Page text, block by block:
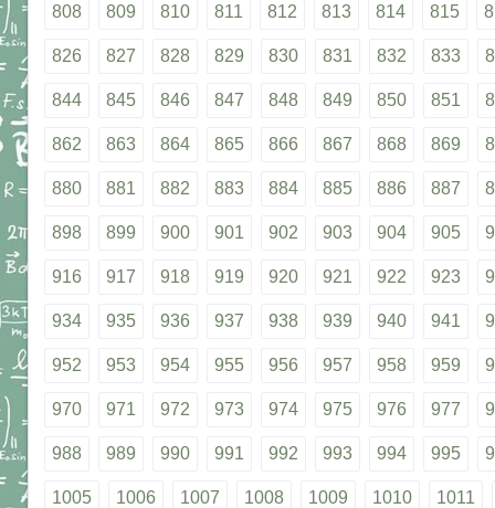
808 809 810 811 812 813 814 815
826 827 828 829 830 831 832 833
844 845 846 847 848 849 850 851
862 863 864 865 866 867 868 869
880 881 882 883 884 885 886 887
898 899 900 901 902 903 904 905
916 917 918 919 920 921 922 923
934 935 936 937 938 939 940 941
952 953 954 955 956 957 958 959
970 971 972 973 974 975 976 977
988 989 990 991 992 993 994 995
1005 1006 1007 1008 1009 1010 1011